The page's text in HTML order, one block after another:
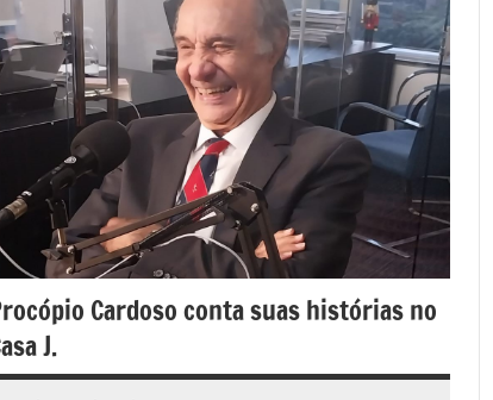
Cardoso conta suas histórias no
J.